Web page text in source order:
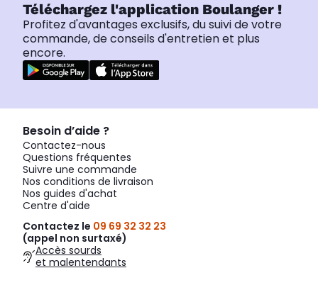
Téléchargez l'application Boulanger !
Profitez d'avantages exclusifs, du suivi de votre
commande, de conseils d'entretien et plus
encore.
Besoin d’aide ?
Contactez-nous
Questions fréquentes
Suivre une commande
Nos conditions de livraison
Nos guides d'achat
Centre d'aide
Contactez le 09 69 32 32 23
(appel non surtaxé)
Accès sourds
et malentendants